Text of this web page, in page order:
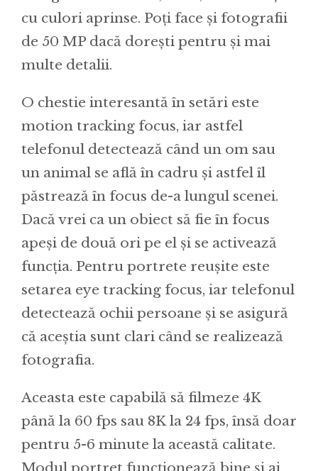
cu culori aprinse. Poți face și fotografii
de 50 MP dacă dorești pentru și mai
multe detalii.
O chestie interesantă în setări este
motion tracking focus, iar astfel
telefonul detectează când un om sau
un animal se află în cadru și astfel îl
păstrează în focus de-a lungul scenei.
Dacă vrei ca un obiect să fie în focus
apeși de două ori pe el și se activează
funcția. Pentru portrete reușite este
setarea eye tracking focus, iar telefonul
detectează ochii persoane și se asigură
că aceștia sunt clari când se realizează
fotografia.
Aceasta este capabilă să filmeze 4K
până la 60 fps sau 8K la 24 fps, însă doar
pentru 5-6 minute la această calitate.
Modul portret funcționează bine și ai